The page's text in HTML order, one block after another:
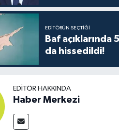
EDITÖRÜN SEÇTIĞI
Baf
da hissedildi!
EDITÖR HAKKINDA
Haber Merkezi